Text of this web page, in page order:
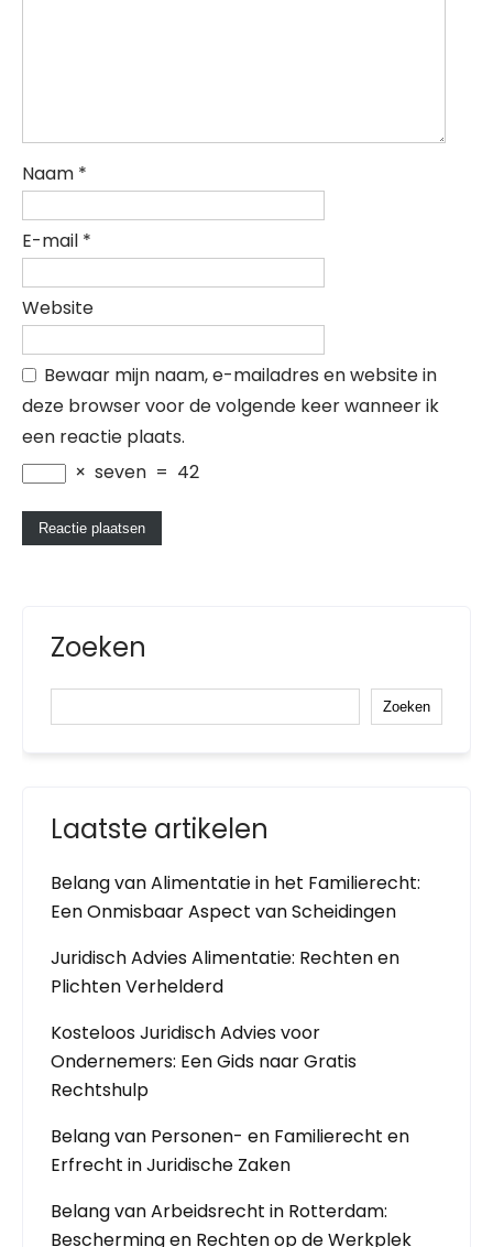
Naam *
E-mail *
Website
Bewaar mijn naam, e-mailadres en website in
deze browser voor de volgende keer wanneer ik
een reactie plaats.
× seven = 42
Zoeken
Zoeken
Laatste artikelen
Belang van Alimentatie in het Familierecht:
Een Onmisbaar Aspect van Scheidingen
Juridisch Advies Alimentatie: Rechten en
Plichten Verhelderd
Kosteloos Juridisch Advies voor
Ondernemers: Een Gids naar Gratis
Rechtshulp
Belang van Personen- en Familierecht en
Erfrecht in Juridische Zaken
Belang van Arbeidsrecht in Rotterdam:
Bescherming en Rechten op de Werkplek